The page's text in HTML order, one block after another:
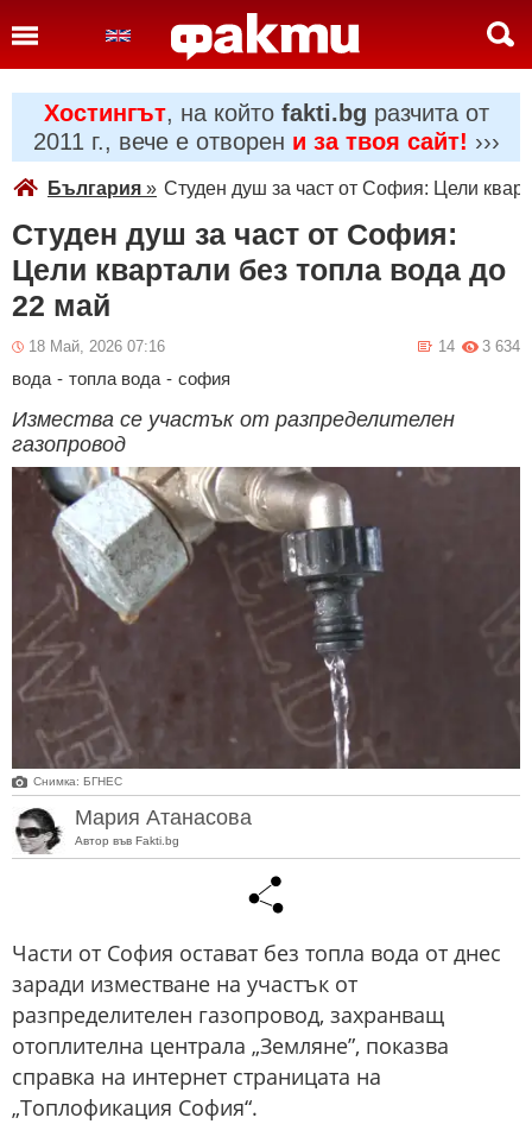
Хостингът, на който fakti.bg разчита от
2011 г., вече е отворен и за твоя сайт! ›››
България » Студен душ за част от София: Цели
Студен душ за част от София:
Цели квартали без топла вода до
22 май
18 Май, 2026 07:16 3 634
14
вода - топла вода - софия
Измества се участък от разпределителен
газопровод
Снимка: БГНЕС
Мария Атанасова
Автор във Fakti.bg
Части от София остават без топла вода от днес
заради изместване на участък от
разпределителен газопровод, захранващ
отоплителна централа „Земляне”, показва
справка на интернет страницата на
„Топлофикация София“.